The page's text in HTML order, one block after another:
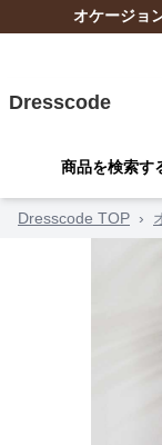
オケージョ
Dresscode
商品を検索す
Dresscode TOP ›